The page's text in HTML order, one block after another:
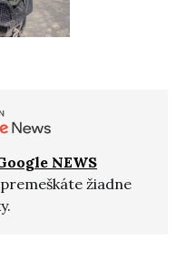
NEWS
žiadne